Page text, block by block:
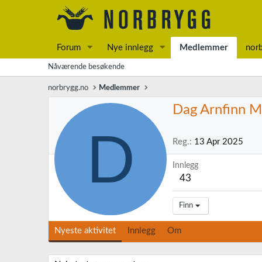
Forum Nye innlegg Medlemmer
Nåværende besøkende
norbrygg.no Medlemmer
D
Dag Arnfinn
Reg. 13 Apr 2025
Innlegg
43
Finn
Nyeste aktivitet Innlegg Om